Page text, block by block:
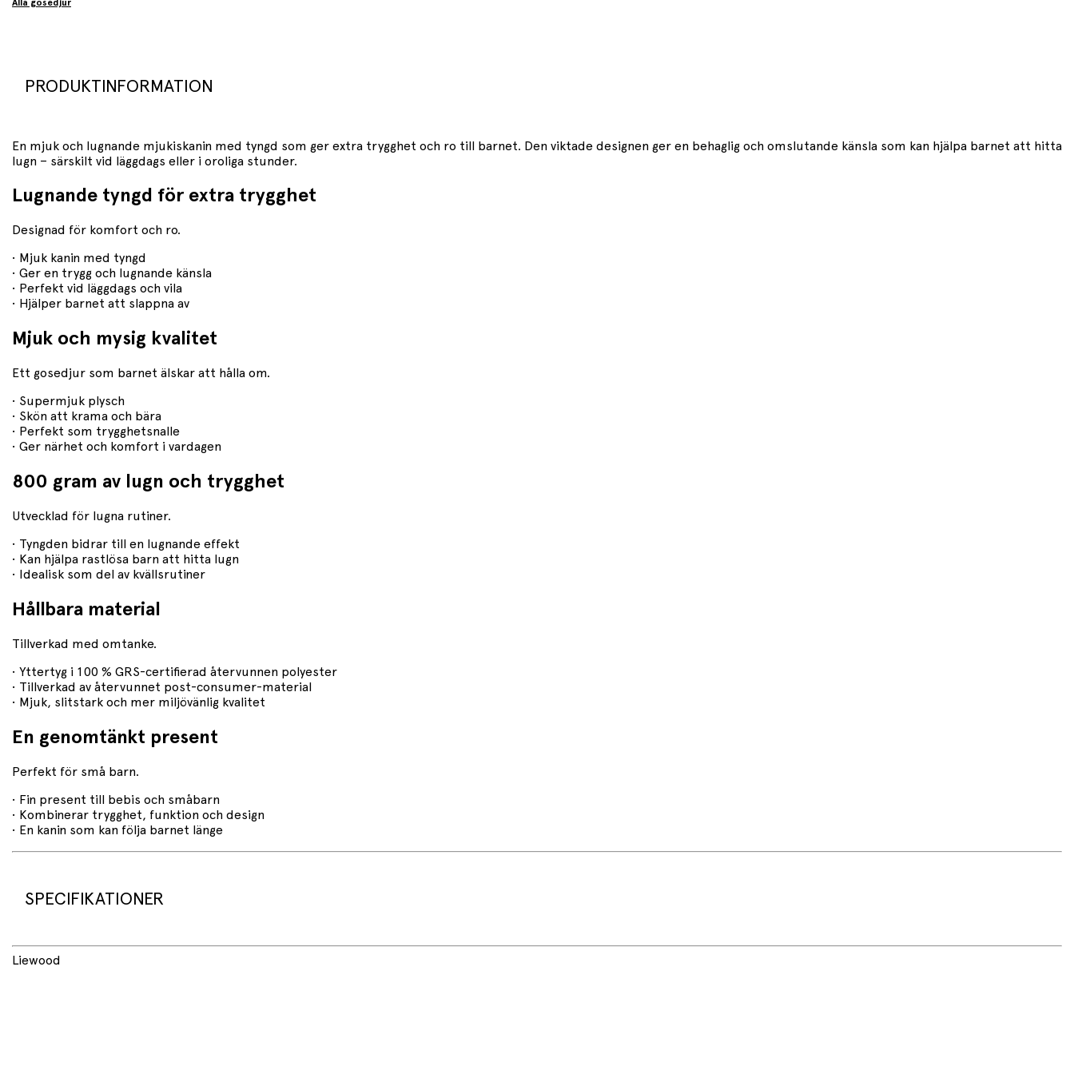
Alla gosedjur
PRODUKTINFORMATION
En mjuk och lugnande mjukiskanin med tyngd som ger extra trygghet och ro till barnet. Den viktade designen ger en behaglig och omslutande känsla som kan hjälpa barnet att hitta
lugn – särskilt vid läggdags eller i oroliga stunder.
Lugnande tyngd för extra trygghet
Designad för komfort och ro.
• Mjuk kanin med tyngd
• Ger en trygg och lugnande känsla
• Perfekt vid läggdags och vila
• Hjälper barnet att slappna av
Mjuk och mysig kvalitet
Ett gosedjur som barnet älskar att hålla om.
• Supermjuk plysch
• Skön att krama och bära
• Perfekt som trygghetsnalle
• Ger närhet och komfort i vardagen
800 gram av lugn och trygghet
Utvecklad för lugna rutiner.
• Tyngden bidrar till en lugnande effekt
• Kan hjälpa rastlösa barn att hitta lugn
• Idealisk som del av kvällsrutiner
Hållbara material
Tillverkad med omtanke.
• Yttertyg i 100 % GRS-certifierad återvunnen polyester
• Tillverkad av återvunnet post-consumer-material
• Mjuk, slitstark och mer miljövänlig kvalitet
En genomtänkt present
Perfekt för små barn.
• Fin present till bebis och småbarn
• Kombinerar trygghet, funktion och design
• En kanin som kan följa barnet länge
SPECIFIKATIONER
Produktspecifikationer
Liewood